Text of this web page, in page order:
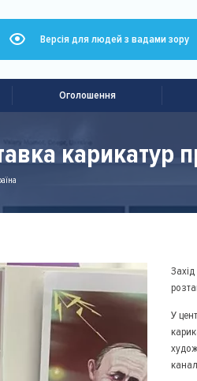
Версія для людей з вадами зору
Оголошення
карикатур
У